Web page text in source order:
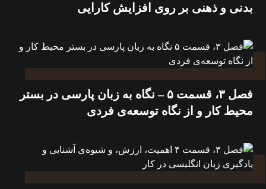
بدنی و ذهنی بر روی افزایش کارایی
فصل ۳، قسمت ۵ – نگاه به زبان پارسی در بستر
محیط کار و از نگاه توسعه‌ی فردی